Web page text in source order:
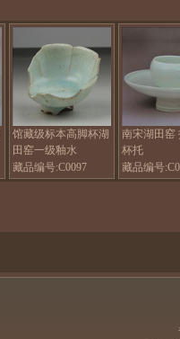
馆藏级标本高脚杯湖
田窑一级釉水
藏品编号:C0097
南宋湖田窑
杯托
藏品编号